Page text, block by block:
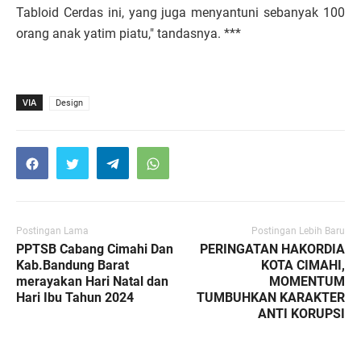
Tabloid Cerdas ini, yang juga menyantuni sebanyak 100
orang anak yatim piatu," tandasnya. ***
VIA Design
Postingan Lama
PPTSB Cabang Cimahi Dan
Kab.Bandung Barat
merayakan Hari Natal dan
Hari Ibu Tahun 2024
Postingan Lebih Baru
PERINGATAN HAKORDIA
KOTA CIMAHI,
MOMENTUM
TUMBUHKAN KARAKTER
ANTI KORUPSI